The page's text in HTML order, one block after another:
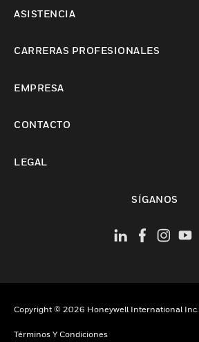
ASISTENCIA
CARRERAS PROFESIONALES
EMPRESA
CONTACTO
LEGAL
SÍGANOS
Copyright © 2026 Honeywell International Inc.
Términos Y Condiciones